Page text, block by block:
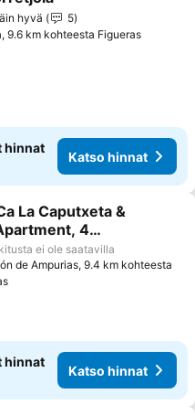
suosikkeihin
hyvä
5
9.6 km kohteesta Figueras
hinnat
Katso hinnat
suosikkeihin
La Caputxeta &
4
Terrasse,
ei ole saatavilla
de Ampurias, 9.4 km kohteesta
hinnat
Katso hinnat